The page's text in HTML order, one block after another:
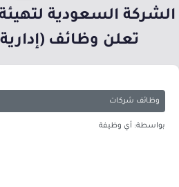
الشركة السعودية
تعلن وظائف
وظائف شركات
بواسطة: أي وظيفة